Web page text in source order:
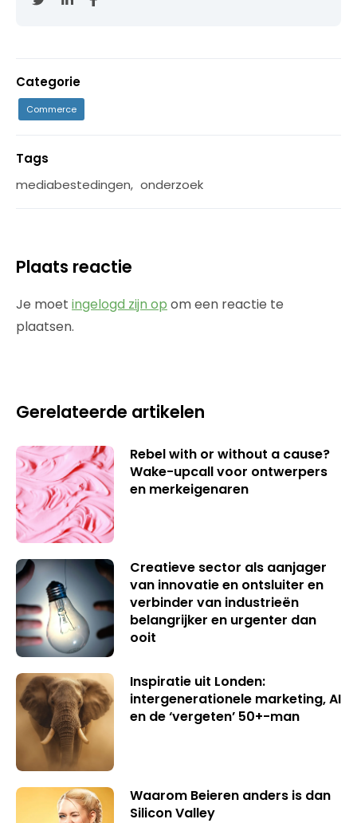
Categorie
Commerce
Tags
mediabestedingen, onderzoek
Plaats reactie
Je moet ingelogd zijn op om een reactie te
plaatsen.
Gerelateerde artikelen
Rebel with or without a cause?
Wake-upcall voor ontwerpers
en merkeigenaren
Creatieve sector als aanjager
van innovatie en ontsluiter en
verbinder van industrieën
belangrijker en urgenter dan
ooit
Inspiratie uit Londen:
intergenerationele marketing, AI
en de ‘vergeten’ 50+-man
Waarom Beieren anders is dan
Silicon Valley